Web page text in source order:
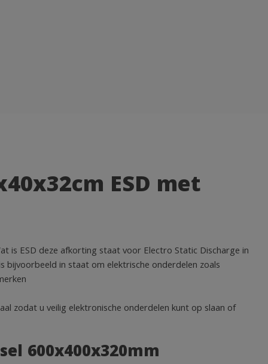
ESD met
is ESD deze afkorting staat voor Electro Static Discharge in
in staat om elektrische onderdelen zoals
zodat u veilig elektronische onderdelen kunt op slaan of
600x400x320mm